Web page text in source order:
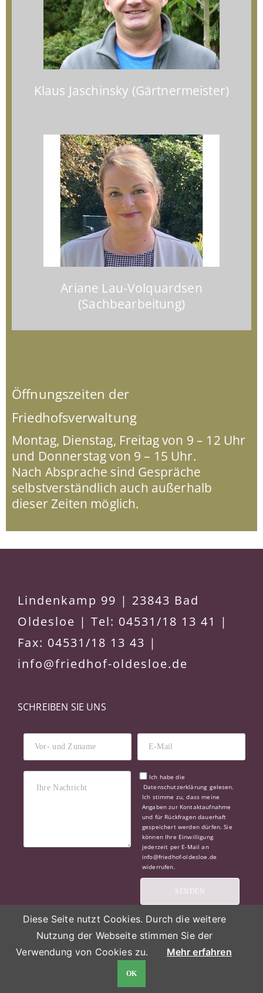
Klaus Jaschinsky (Gärtnermeister)
Ariane Lau-Volquardsen
(Sachbearbeitung)
Öffnungszeiten der
Friedhofsverwaltung
Montag, Dienstag, Freitag von 9 – 12 Uhr
und Donnerstag von 9 – 15 Uhr.
Nach Absprache sind Gespräche
selbstverständlich auch außerhalb
dieser Zeiten möglich.
Lindenkamp 99 | 23843 Bad
Oldesloe | Tel: 04531/18 13 41 |
Fax: 04531/18 13 43 |
info@friedhof-oldesloe.de
SCHREIBEN SIE UNS
Ich habe die
Datenschutzerklärung gelesen.
Ich stimme zu, dass meine
Angaben zur Kontaktaufnahme
und für Rückfragen dauerhaft
gespeichert werden dürfen. Sie
können Ihre Einwilligung
jederzeit per E-Mail an
info@friedhof-oldesloe.de
widerrufen.
Alle Rechte vorbehalten | © 2026 friedhof-
oldesloe.de |
Diese Seite nutzt Cookies. Durch die weitere
Nutzung der Webseite stimmen Sie der
Verwendung von Cookies zu.
Mehr erfahren
OK